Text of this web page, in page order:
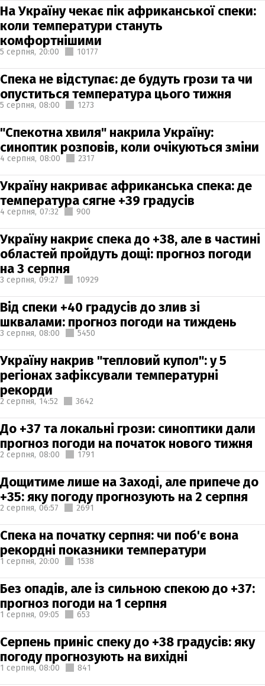
На Україну чекає пік африканської спеки:
коли температури стануть
комфортнішими
5 серпня, 20:00 10177
Спека не відступає: де будуть грози та чи
опуститься температура цього тижня
5 серпня, 08:00 1273
"Спекотна хвиля" накрила Україну:
синоптик розповів, коли очікуються зміни
4 серпня, 08:00 2317
Україну накриває африканська спека: де
температура сягне +39 градусів
4 серпня, 07:32 900
Україну накриє спека до +38, але в частині
областей пройдуть дощі: прогноз погоди
на 3 серпня
3 серпня, 09:27 10929
Від спеки +40 градусів до злив зі
шквалами: прогноз погоди на тиждень
3 серпня, 08:00 5450
Україну накрив "тепловий купол": у 5
регіонах зафіксували температурні
рекорди
2 серпня, 14:52 3642
До +37 та локальні грози: синоптики дали
прогноз погоди на початок нового тижня
2 серпня, 08:00 1791
Дощитиме лише на Заході, але припече до
+35: яку погоду прогнозують на 2 серпня
2 серпня, 06:57 2691
Спека на початку серпня: чи поб'є вона
рекордні показники температури
1 серпня, 20:00 1538
Без опадів, але із сильною спекою до +37:
прогноз погоди на 1 серпня
1 серпня, 09:05 653
Серпень приніс спеку до +38 градусів: яку
погоду прогнозують на вихідні
1 серпня, 08:00 841